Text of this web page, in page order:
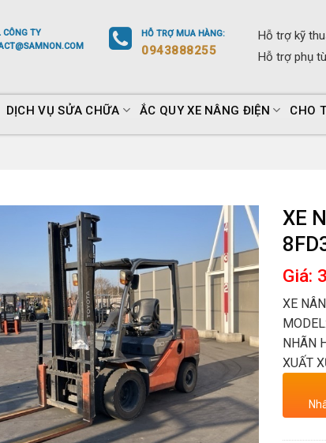
Hỗ trợ kỹ
Hỗ trợ phụ
HỖ TRỢMUA HÀNG:
0943888255
CÔNG TY
DỊCH VỤ SỬA CHỮA ẮC QUY XE NÂNG ĐIỆN CHO
XE
Giá:
XE
NHÃN
XUẤT